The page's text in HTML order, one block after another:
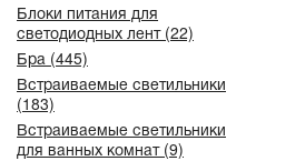
Блоки питания для
светодиодных лент (22)
Бра (445)
Встраиваемые светильники
(183)
Встраиваемые светильники
для ванных комнат (9)